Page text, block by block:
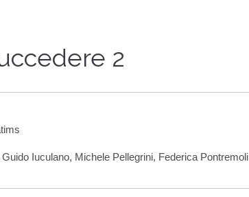
2
Iuculano, Michele Pellegrini, Federica Pontremoli